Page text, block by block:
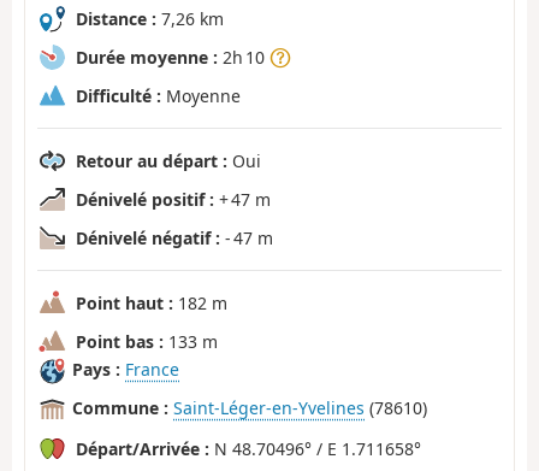
Distance : 7,26 km
Durée moyenne : 2h 10
Difficulté : Moyenne
Retour au départ : Oui
Dénivelé positif : + 47 m
Dénivelé négatif : - 47 m
Point haut : 182 m
Point bas : 133 m
Pays : France
Commune : Saint-Léger-en-Yvelines (78610)
Départ/Arrivée : N 48.70496° / E 1.711658°